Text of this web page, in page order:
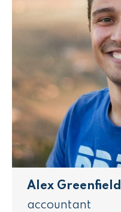
Alex Greenfield
accountant